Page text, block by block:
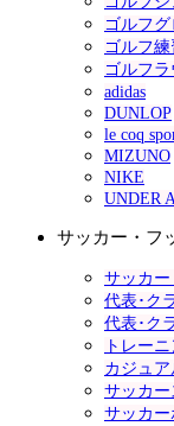
ゴルフグ
ゴルフ
ゴルフ
adidas
DUNLOP
le coq
MIZUNO
NIKE
UNDER
サッカー・フ
サッカ
代表･ク
代表･ク
トレー
カジュ
サッカ
サッカ